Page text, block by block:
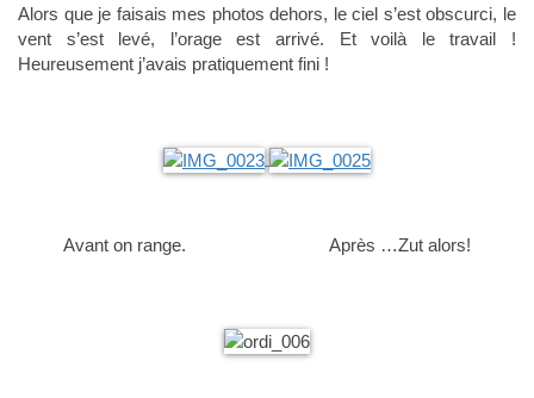
Alors que je faisais mes photos dehors, le ciel s’est obscurci, le
vent s’est levé, l’orage est arrivé. Et voilà le travail !
Heureusement j’avais pratiquement fini !
Avant on range. Après …Zut alors!